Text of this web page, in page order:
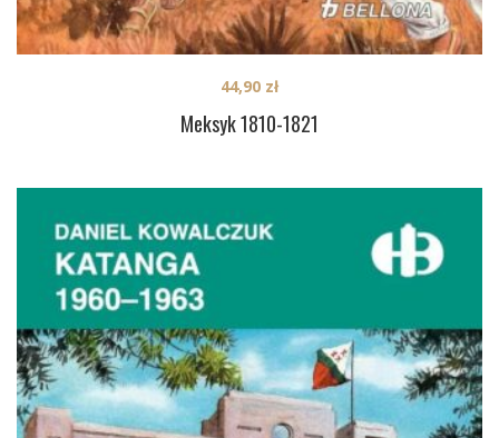
Meksyk 1810-1821
44,90 zł